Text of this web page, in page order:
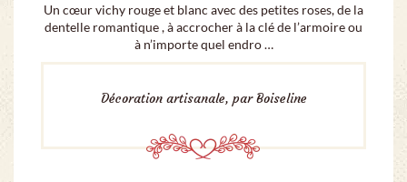
Un cœur vichy rouge et blanc avec des petites roses, de la
dentelle romantique , à accrocher à la clé de l’armoire ou
à n’importe quel endro …
Décoration artisanale, par Boiseline